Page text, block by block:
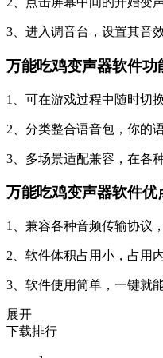
3、进入调音台，设置其音
万能吃鸡变声器软件功
1、可在游戏过程中随时切
2、分类整合语音包，你的
3、多场景适配兼容，在各
万能吃鸡变声器软件优
1、兼容各种音频传输协议
2、软件体积占用小，占用
3、软件使用简单，一键就
展开
下载排行